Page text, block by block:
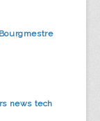
news tech